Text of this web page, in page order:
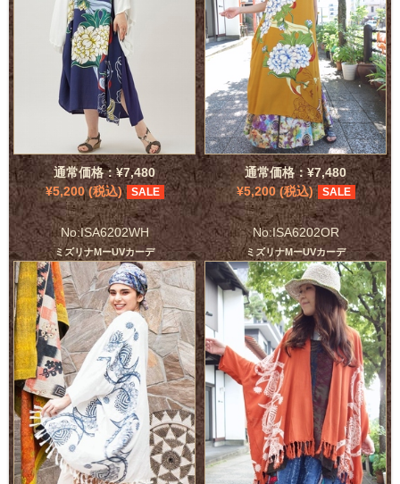
通常価格：¥7,480
¥5,200 (税込)
SALE
通常価格：¥7,480
¥5,200 (税込)
SALE
No:ISA6202WH
ミズリナMーUVカーデ
No:ISA6202OR
ミズリナMーUVカーデ